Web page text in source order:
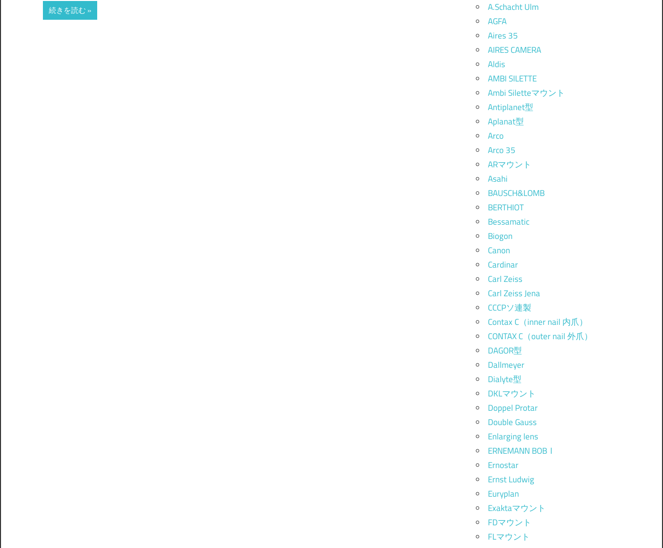
続きを読む
A.Schacht Ulm
AGFA
Aires 35
AIRES CAMERA
Aldis
AMBI SILETTE
Ambi Siletteマウント
Antiplanet型
Aplanat型
Arco
Arco 35
ARマウント
Asahi
BAUSCH&LOMB
BERTHIOT
Bessamatic
Biogon
Canon
Cardinar
Carl Zeiss
Carl Zeiss Jena
CCCPソ連製
Contax C（inner nail 内爪）
CONTAX C（outer nail 外爪）
DAGOR型
Dallmeyer
Dialyte型
DKLマウント
Doppel Protar
Double Gauss
Enlarging lens
ERNEMANN BOBⅠ
Ernostar
Ernst Ludwig
Euryplan
Exaktaマウント
FDマウント
FLマウント